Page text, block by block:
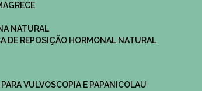
NATURAL
DE REPOSIÇÃO HORMONAL NATURAL
PARA VULVOSCOPIA E PAPANICOLAU